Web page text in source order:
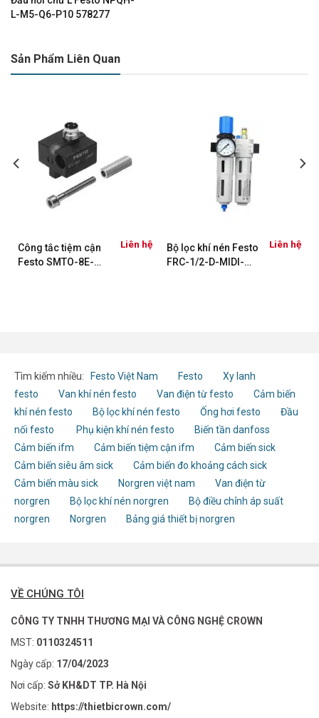
L-M5-Q6-P10 578277
Sản Phẩm Liên Quan
Công tắc tiệm cận
Festo SMTO-8E-
Liên hệ
Bộ lọc khí nén Festo
FRC-1/2-D-MIDI-
Liên hệ
Tìm kiếm nhiều: Festo Việt Nam Festo
Xy lanh
festo
Van khí nén festo Van điện từ festo
Cảm biến
khí nén festo
Bộ lọc khí nén festo Ống hơi festo
Đầu
nối festo
Phụ kiện khí nén festo
Biến tần danfoss
Cảm biến ifm
Cảm biến tiệm cận ifm
Cảm biến sick
Cảm biến siêu âm sick
Cảm biến đo khoảng cách sick
Cảm biến màu sick
Norgren việt nam
Van điện từ
norgren
Bộ lọc khí nén norgren
Bộ điều chỉnh áp suất
norgren
Norgren Bảng giá thiết bị norgren
VỀ CHÚNG TÔI
CÔNG TY TNHH THƯƠNG MẠI VÀ CÔNG NGHỆ CROWN
MST: 0110324511
Ngày cấp: 17/04/2023
Nơi cấp: Sở KH&DT TP. Hà Nội
Website: https://thietbicrown.com/